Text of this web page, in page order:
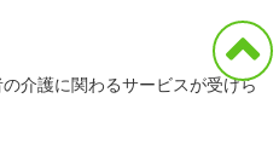
介護に関わるサービスが受けら